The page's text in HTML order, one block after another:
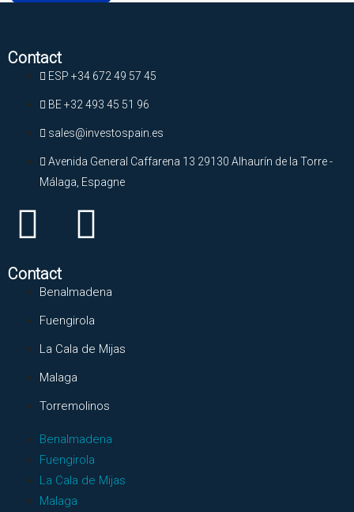
Contact
ESP +34 672 49 57 45
BE +32 493 45 51 96
sales@investospain.es
Avenida General Caffarena 13 29130 Alhaurín de la Torre -
Málaga, Espagne
Contact
Benalmadena
Fuengirola
La Cala de Mijas
Malaga
Torremolinos
Benalmadena
Fuengirola
La Cala de Mijas
Malaga